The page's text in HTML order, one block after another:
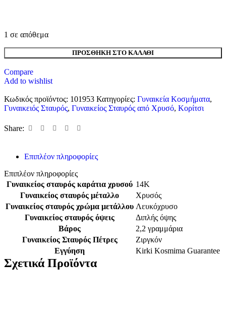
1 σε απόθεμα
ΠΡΟΣΘΉΚΗ ΣΤΟ ΚΑΛΆΘΙ
Compare
Add to wishlist
Κωδικός προϊόντος: 101953 Κατηγορίες: Γυναικεία Κοσμήματα,
Γυναικειός Σταυρός, Γυναικείος Σταυρός από Χρυσό, Κορίτσι
Share:
Επιπλέον πληροφορίες
Επιπλέον πληροφορίες
Γυναικείος σταυρός καράτια χρυσού 14Κ
Γυναικείος σταυρός μέταλλο
Χρυσός
Γυναικείος σταυρός χρώμα μετάλλου Λευκόχρυσο
Γυναικείος σταυρός όψεις
Διπλής όψης
Βάρος
2,2 γραμμάρια
Γυναικείος Σταυρός Πέτρες
Ζιργκόν
Εγγύηση
Kirki Kosmima Guarantee
Σχετικά Προϊόντα